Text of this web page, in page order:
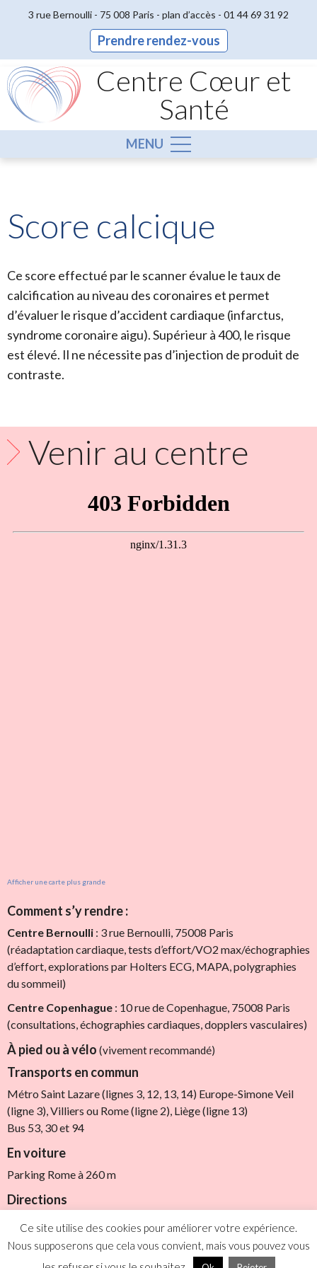
3 rue Bernoulli - 75 008 Paris - plan d’accès - 01 44 69 31 92
Prendre rendez-vous
Centre Cœur et
Santé
MENU
Score calcique
Ce score effectué par le scanner évalue le taux de
calcification au niveau des coronaires et permet
d’évaluer le risque d’accident cardiaque (infarctus,
syndrome coronaire aigu). Supérieur à 400, le risque
est élevé. Il ne nécessite pas d’injection de produit de
contraste.
Venir au centre
Afficher une carte plus grande
Comment s’y rendre :
Centre Bernoulli : 3 rue Bernoulli, 75008 Paris
(réadaptation cardiaque, tests d’effort/VO2 max/échographies
d’effort, explorations par Holters ECG, MAPA, polygraphies
du sommeil)
Centre Copenhague : 10 rue de Copenhague, 75008 Paris
(consultations, échographies cardiaques, dopplers vasculaires)
À pied ou à vélo (vivement recommandé)
Transports en commun
Métro Saint Lazare (lignes 3, 12, 13, 14) Europe-Simone Veil
(ligne 3), Villiers ou Rome (ligne 2), Liège (ligne 13)
Bus 53, 30 et 94
En voiture
Parking Rome à 260 m
Directions
Ce site utilise des cookies pour améliorer votre expérience.
Nous supposerons que cela vous convient, mais vous pouvez vous